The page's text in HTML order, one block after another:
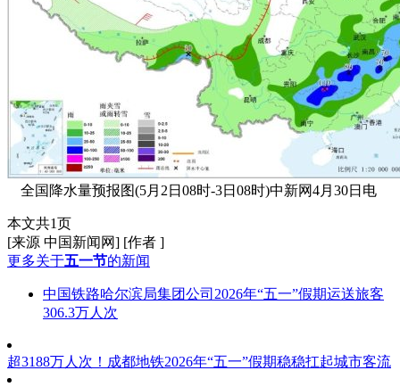
全国降水量预报图(5月2日08时-3日08时)中新网4月30日电
本文共1页
[来源 中国新闻网] [作者 ]
更多关于五一节的新闻
中国铁路哈尔滨局集团公司2026年“五一”假期运送旅客
306.3万人次
超3188万人次！成都地铁2026年“五一”假期稳稳扛起城市客流